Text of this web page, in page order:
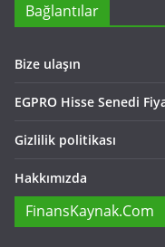
Bağlantılar
Bize ulaşın
EGPRO Hisse Senedi
Gizlilik politikası
Hakkımızda
FinansKaynak.Com